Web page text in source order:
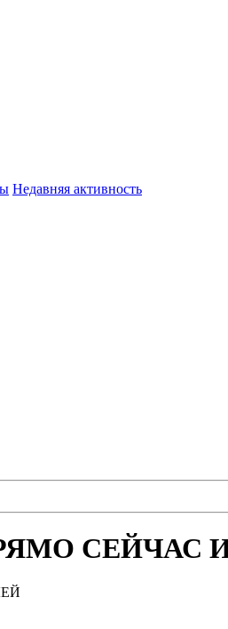
Недавняя активность
СЕЙЧАС